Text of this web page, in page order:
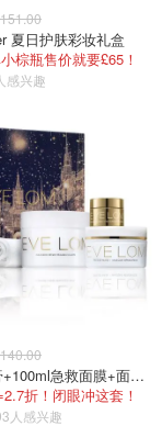
咸中带甜，符合
鸡肉，整体来说
荐Pad Thai，但是
夏日护肤彩妆礼盒
棕瓶售价就要£65！
感兴趣
200ml卸妆膏+100ml急救面膜+面霜+洁颜布
折！闭眼冲这套！
人感兴趣